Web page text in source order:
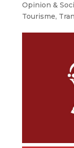
Opinion &
Tourisme,